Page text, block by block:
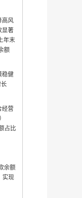
高风
显著
年末
额
稳健
经营
占比
余额
实现